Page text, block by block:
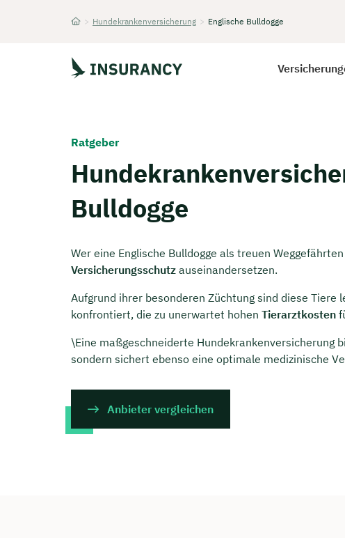
> Hundekrankenversicherung > Englische Bulldogge
Ratgeber
Bulldogge
Wer eine Englische Bulldogge als treuen
Versicherungsschutz auseinandersetzen.
Aufgrund ihrer besonderen Züchtung sind diese
konfrontiert, die zu unerwartet hohen Tierarztkosten
\Eine maßgeschneiderte Hundekrankenversicherung
sondern sichert ebenso eine optimale medizinische
Anbieter vergleichen